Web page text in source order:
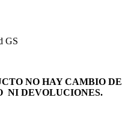
GS
NO HAY CAMBIO DE
NI DEVOLUCIONES.